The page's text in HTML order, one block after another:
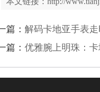
篇： 解码卡地亚手表
篇： 优雅腕上明珠：